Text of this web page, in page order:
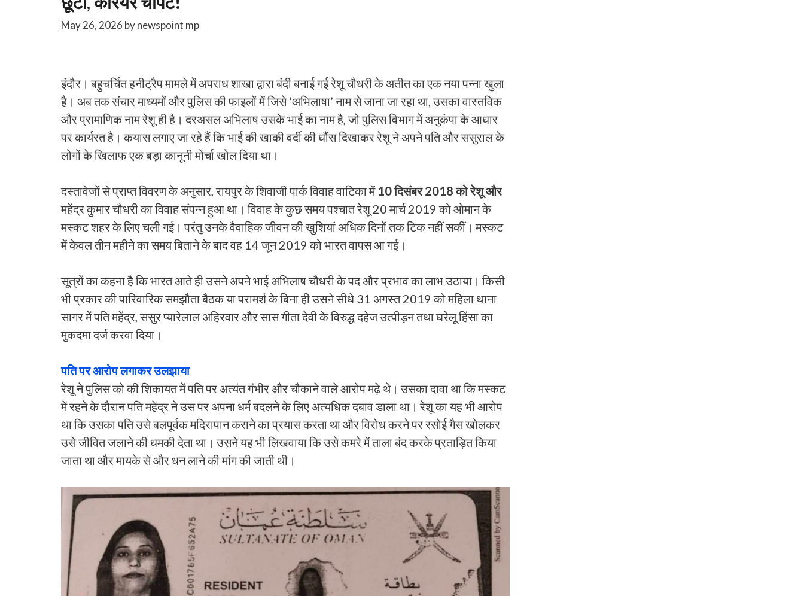
May 26, 2026 bynewspoint mp
इंदौर। बहुचर्चित हनीट्रैप मामले में अपराध शाखा द्वारा बंदी बनाई गई रेशू चौधरी के अतीत का एक नया पन्ना खुला
है। अब तक संचार माध्यमों और पुलिस की फाइलों में जिसे ‘अभिलाषा’ नाम से जाना जा रहा था, उसका वास्तविक
और प्रामाणिक नाम रेशू ही है। दरअसल अभिलाष उसके भाई का नाम है, जो पुलिस विभाग में अनुकंपा के आधार
पर कार्यरत है। कयास लगाए जा रहे हैं कि भाई की खाकी वर्दी की धौंस दिखाकर रेशू ने अपने पति और ससुराल के
लोगों के खिलाफ एक बड़ा कानूनी मोर्चा खोल दिया था।
दस्तावेजों से प्राप्त विवरण के अनुसार, रायपुर के शिवाजी पार्क विवाह वाटिका में10 दिसंबर 2018 को रेशू और
महेंद्र कुमार चौधरी का विवाह संपन्न हुआ था। विवाह के कुछ समय पश्चात रेशू 20 मार्च 2019 को ओमान के
मस्कट शहर के लिए चली गई। परंतु उनके वैवाहिक जीवन की खुशियां अधिक दिनों तक टिक नहीं सकीं। मस्कट
में केवल तीन महीने का समय बिताने के बाद वह 14 जून 2019 को भारत वापस आ गई।
सूत्रों का कहना है कि भारत आते ही उसने अपने भाई अभिलाष चौधरी के पद और प्रभाव का लाभ उठाया। किसी
भी प्रकार की पारिवारिक समझौता बैठक या परामर्श के बिना ही उसने सीधे 31 अगस्त 2019 को महिला थाना
सागर में पति महेंद्र, ससुर प्यारेलाल अहिरवार और सास गीता देवी के विरुद्ध दहेज उत्पीड़न तथा घरेलू हिंसा का
मुकदमा दर्ज करवा दिया।
पति पर आरोप लगाकर उलझाया
रेशू ने पुलिस को की शिकायत में पति पर अत्यंत गंभीर और चौकाने वाले आरोप मढ़े थे। उसका दावा था कि मस्कट
में रहने के दौरान पति महेंद्र ने उस पर अपना धर्म बदलने के लिए अत्यधिक दबाव डाला था। रेशू का यह भी आरोप
था कि उसका पति उसे बलपूर्वक मदिरापान कराने का प्रयास करता था और विरोध करने पर रसोई गैस खोलकर
उसे जीवित जलाने की धमकी देता था। उसने यह भी लिखवाया कि उसे कमरे में ताला बंद करके प्रताड़ित किया
जाता था और मायके से और धन लाने की मांग की जाती थी।